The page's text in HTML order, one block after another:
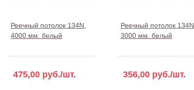
Реечный потолок 134N,
4000 мм. белый
475,00 руб./шт.
Реечный потолок 134N,
3000 мм. белый
356,00 руб./шт.